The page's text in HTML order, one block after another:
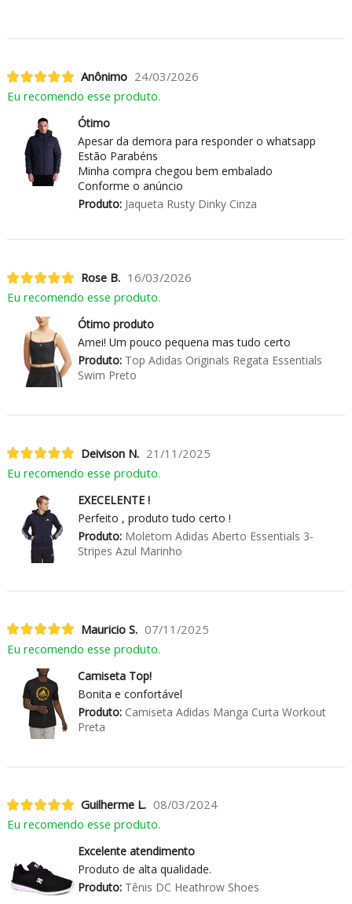
Anônimo 24/03/2026
Eu recomendo esse produto.
Ótimo
Apesar da demora para responder o whatsapp
Estão Parabéns
Minha compra chegou bem embalado
Conforme o anúncio
Produto:Jaqueta Rusty Dinky Cinza
Rose B. 16/03/2026
Eu recomendo esse produto.
Ótimo produto
Amei! Um pouco pequena mas tudo certo
Produto:Top Adidas Originals Regata Essentials
Swim Preto
Deivison N. 21/11/2025
Eu recomendo esse produto.
EXECELENTE !
Perfeito , produto tudo certo !
Produto:Moletom Adidas Aberto Essentials 3-
Stripes Azul Marinho
Mauricio S. 07/11/2025
Eu recomendo esse produto.
Camiseta Top!
Bonita e confortável
Produto:Camiseta Adidas Manga Curta Workout
Preta
Guilherme L. 08/03/2024
Eu recomendo esse produto.
Excelente atendimento
Produto de alta qualidade.
Produto:Tênis DC Heathrow Shoes